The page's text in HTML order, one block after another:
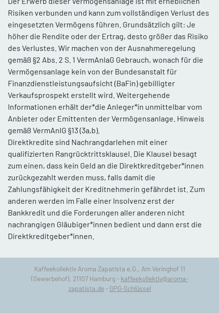
Risiken verbunden und kann zum vollständigen Verlust des
eingesetzten Vermögens führen. Grundsätzlich gilt: Je
höher die Rendite oder der Ertrag, desto größer das Risiko
des Verlustes. Wir machen von der Ausnahmeregelung
gemäß §2 Abs. 2 S. 1 VermAnlaG Gebrauch, wonach für die
Vermögensanlage kein von der Bundesanstalt für
Finanzdienstleistungsaufsicht (BaFin) gebilligter
Verkaufsprospekt erstellt wird. Weitergehende
Informationen erhält der*die Anleger*in unmittelbar vom
Anbieter oder Emittenten der Vermögensanlage. Hinweis
gemäß VermAnlG §13 (3a,b).
Direktkredite sind Nachrangdarlehen mit einer
qualifizierten Rangrücktrittsklausel. Die Klausel besagt
zum einen, dass kein Geld an die Direktkreditgeber*innen
zurückgezahlt werden muss, falls damit die
Zahlungsfähigkeit der Kreditnehmerin gefährdet ist. Zum
anderen werden im Falle einer Insolvenz erst der
Bankkredit und die Forderungen aller anderen nicht
nachrangigen Gläubiger*innen bedient und dann erst die
Direktkreditgeber*innen.
Kaffeekollektiv Aroma Zapatista e.G., Am Veringhof 11
(Gewerbehof), 21107 Hamburg - kaffeekollektiv@aroma-
zapatista.de- GPG-Schlüssel